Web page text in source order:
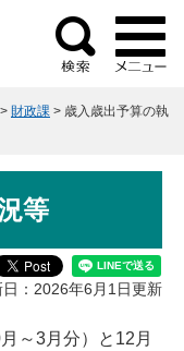
検
索
> 財政課 > 歳入歳出予算の執
等
日：2026年6月1日更新
～3月分）と12月